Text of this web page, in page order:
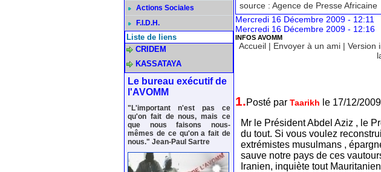
Actions Sociales
F.I.D.H.
Liste de liens
CRIDEM
KASSATAYA
Le bureau exécutif de
l'AVOMM
"L'important n'est pas ce
qu'on fait de nous, mais ce
que nous faisons nous-
mêmes de ce qu'on a fait de
nous." Jean-Paul Sartre
source : Agence de Presse Africaine
Mercredi 16 Décembre 2009 - 12:11
Mercredi 16 Décembre 2009 - 12:16
INFOS AVOMM
Accueil | Envoyer à un ami | Version
1.Posté par Taarikh le 17/12/
Mr le Président Abdel Aziz , le
du tout. Si vous voulez
extrémistes musulmans ,
sauve notre pays de ces
Iranien, inquiète tout